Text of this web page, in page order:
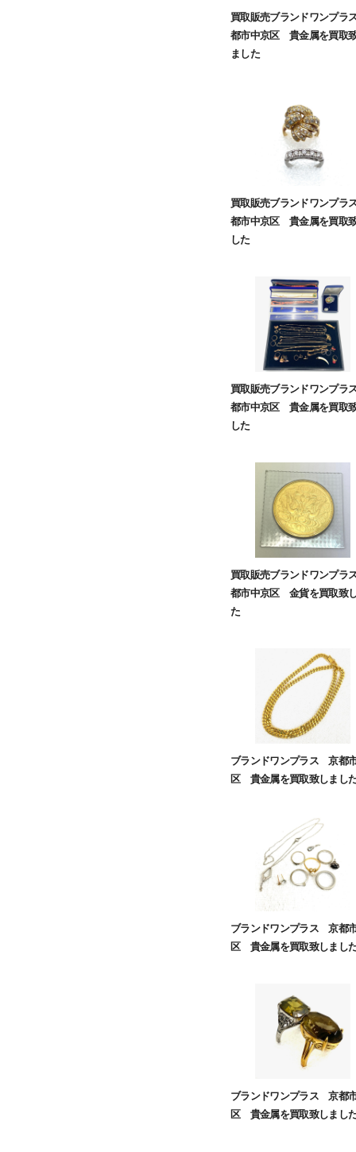
買取販売ブランドワンプ
都市中京区 貴金属を買取
ました
買取販売ブランドワンプ
都市中京区 貴金属を買取
した
買取販売ブランドワンプ
都市中京区 貴金属を買取
した
買取販売ブランドワンプ
都市中京区 金貨を買取致
た
ブランドワンプラス 京都
区 貴金属を買取致しまし
ブランドワンプラス 京都
区 貴金属を買取致しまし
ブランドワンプラス 京都
区 貴金属を買取致しまし